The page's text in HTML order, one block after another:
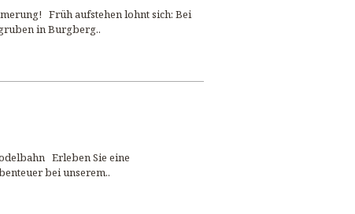
Früh aufstehen lohnt sich: Bei
in Burgberg..
Erleben Sie eine
bei unserem..